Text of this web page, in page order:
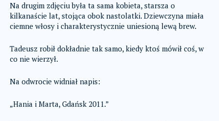
Na drugim zdjęciu była ta sama kobieta, starsza o
kilkanaście lat, stojąca obok nastolatki. Dziewczyna miała
ciemne włosy i charakterystycznie uniesioną lewą brew.
Tadeusz robił dokładnie tak samo, kiedy ktoś mówił coś, w
co nie wierzył.
Na odwrocie widniał napis:
„Hania i Marta, Gdańsk 2011.”